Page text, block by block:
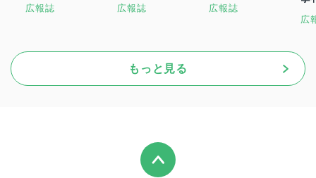
広報誌 広報誌 広報誌
広
もっと見る